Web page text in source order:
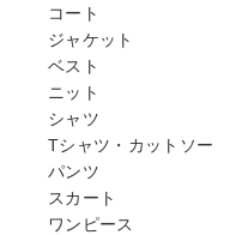
コート
ジャケット
ベスト
ニット
シャツ
Tシャツ・カットソー
パンツ
スカート
ワンピース